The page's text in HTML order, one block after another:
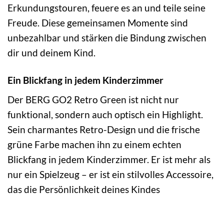
Erkundungstouren, feuere es an und teile seine
Freude. Diese gemeinsamen Momente sind
unbezahlbar und stärken die Bindung zwischen
dir und deinem Kind.
Ein Blickfang in jedem Kinderzimmer
Der BERG GO2 Retro Green ist nicht nur
funktional, sondern auch optisch ein Highlight.
Sein charmantes Retro-Design und die frische
grüne Farbe machen ihn zu einem echten
Blickfang in jedem Kinderzimmer. Er ist mehr als
nur ein Spielzeug – er ist ein stilvolles Accessoire,
das die Persönlichkeit deines Kindes